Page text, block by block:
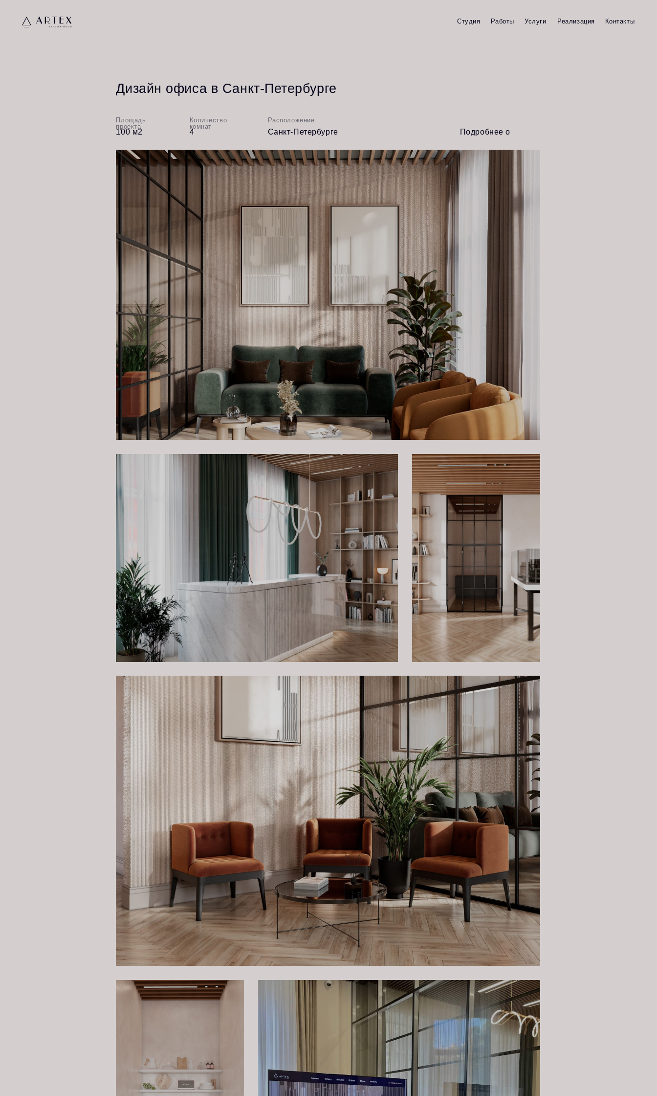
Работы Реализация Контакты
Услуги
100 м2 Санкт-Петербурге
проект офиса. Перед нами стояла сложная задача — завершить проект в сжатые сроки. У нас было всего
2,5 месяца на выполнение всех работ. Это был вызов, который мы с радостью приняли и успешно
реализовали.
Зона рецепции
Входя в офис, вы попадаете в просторную зону рецепции.
Здесь мы использовали мраморные элементы и элегантные светильники, которые подчеркивают статус
компании. Пространство оформлено в нейтральных оттенках с добавлением зелени, что создает
атмосферу спокойствия и профессионализма.
Большие окна пропускают много естественного света, делая зону рецепции светлой и приветливой.
Зона ожидания
Зона ожидания — это место, где клиенты могут расслабиться и почувствовать себя комфортно, ожидая
встречи. Мы стремились создать уютную и гостеприимную атмосферу, выбрав глубокие, насыщенные
оттенки зеленого и коричневого для оформления пространства. Эти цвета не только придают помещению
элегантный вид, но и способствуют созданию спокойной и расслабляющей обстановки.
Мебель в зоне ожидания играет ключевую роль. Мы выбрали яркие и стильные кресла и диваны, которые
не только выглядят привлекательно, но и обеспечивают максимальный комфорт. Их современный дизайн
гармонично сочетается с общим интерьером, добавляя нотки роскоши и утонченности.
Переговорная
Переговорная комната была спроектирована так, чтобы создать максимально комфортные условия для
общения с покупателями.
В этой комнате мы сделали акцент на функциональность и стиль. Большой экран для демонстрации
информации о недвижимости расположен так, чтобы его было видно из любого угла комнаты.
Стеклянные перегородки позволяют создать ощущение открытого пространства, не нарушая
уединенности переговоров. Яркие кресла добавляют энергии и живости, способствуя продуктивной и
позитивной атмосфере. В этой переговорной каждая деталь продумана для удобства клиентов и
Барная зона
Особое внимание мы уделили удобству и функциональности барной зоны. Мы использовали светлые
тона, чтобы создать ощущение простора даже в небольшом помещении. Барная зона оснащена
кофемашиной и всем необходимым для приготовления напитков как для сотрудников, так и для гостей.
Зеленые акценты на шкафчиках придают свежести и оживляют интерьер. Натуральное дерево на
столешнице и полках добавляет тепла и органичности.
Эта зона идеально подходит для коротких перерывов, где можно насладиться чашечкой кофе,
обменяться новостями с коллегами или просто расслабиться в спокойной обстановке, а гости
чувствовали себя как дома, наслаждаясь гостеприимством и комфортом.
Работая над этим проектом, мы убедились, что можем справиться с самыми амбициозными задачами,
создавая стильные и функциональные интерьеры в сжатые сроки. В ARTEX мы всегда стремимся к
совершенству, учитывая все пожелания наших клиентов и предвосхищая их ожидания. Этот офис
недвижимости в Санкт-Петербурге стал еще одним подтверждением нашего профессионализма и
креативного подхода к работе.
Если вы хотите создать уникальный и продуманный интерьер для вашего офиса или другого
пространства, свяжитесь с нами. Мы с радостью поможем воплотить в жизнь все ваши идеи, делая ваш
интерьер по-настоящему особенным и вдохновляющим.
Закажите дизайн-проект в ARTEX и убедитесь сами, что комфорт и стиль могут идти рука об руку!